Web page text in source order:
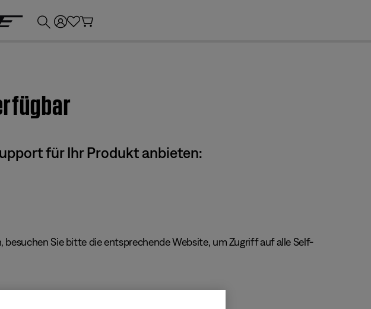
für Ihr Produkt anbieten:
Sie bitte die entsprechende Website, um Zugriff auf alle Self-